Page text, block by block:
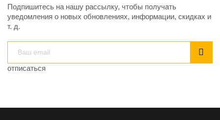
Подпишитесь на нашу рассылку, чтобы получать
уведомления о новых обновлениях, информации, скидках и
т. д.
отписаться